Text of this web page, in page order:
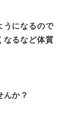
うになるので
なるなど体質
んか？